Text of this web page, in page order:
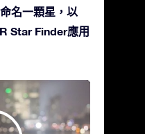
名一顆星，以
Star Finder應用